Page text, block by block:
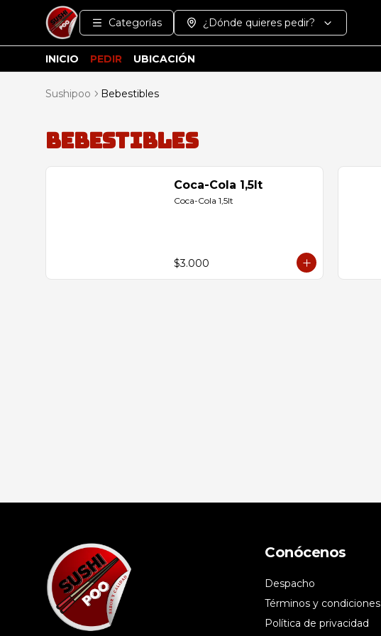
Categorías ¿Dónde quieres pedir?
INICIO PEDIR UBICACIÓN
Sushipoo Bebestibles
Bebestibles
Coca-Cola 1,5lt
Coca-Cola 1,5lt
$3.000
Conócenos
Despacho
Términos y condiciones
Política de privacidad